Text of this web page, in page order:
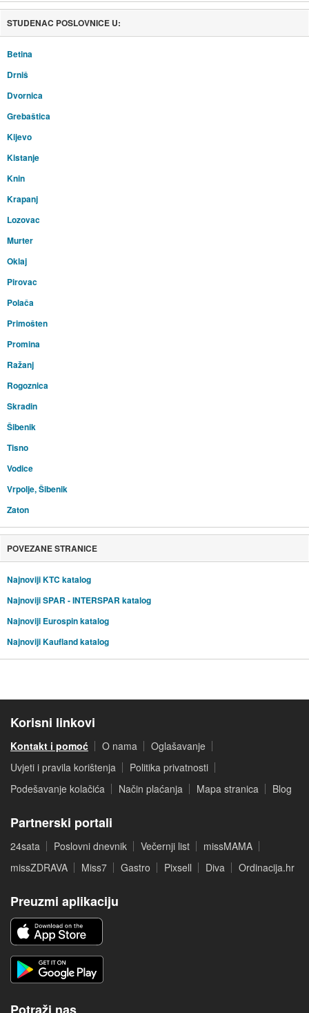
STUDENAC POSLOVNICE U:
Betina
Drniš
Dvornica
Grebaštica
Kijevo
Kistanje
Knin
Krapanj
Lozovac
Murter
Oklaj
Pirovac
Polača
Primošten
Promina
Ražanj
Rogoznica
Skradin
Šibenik
Tisno
Vodice
Vrpolje, Šibenik
Zaton
POVEZANE STRANICE
Najnoviji KTC katalog
Najnoviji SPAR - INTERSPAR katalog
Najnoviji Eurospin katalog
Najnoviji Kaufland katalog
Korisni linkovi
Kontakt i pomoć O nama
Oglašavanje
Uvjeti i pravila korištenja
Politika privatnosti
Podešavanje kolačića
Način plaćanja Mapa stranica Blog
Partnerski portali
24sata Poslovni dnevnik Večernji list
missMAMA
missZDRAVA
Miss7 Gastro Pixsell Diva Ordinacija.hr
Preuzmi aplikaciju
Potraži nas